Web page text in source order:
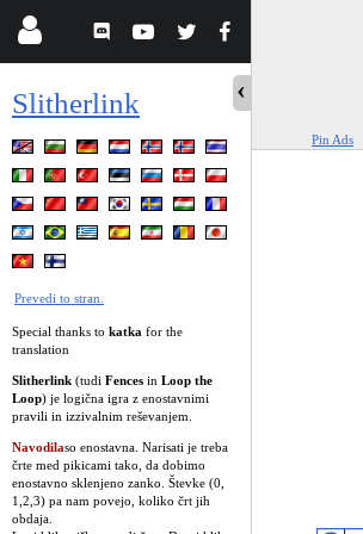
Slitherlink
Prevedi to stran.
Special thanks to katka for the
translation
Slitherlink (tudi Fences in Loop the
Loop) je logična igra z enostavnimi
pravili in izzivalnim reševanjem.
Navodilaso enostavna. Narisati je treba
črte med pikicami tako, da dobimo
enostavno sklenjeno zanko. Števke (0,
1,2,3) pa nam povejo, koliko črt jih
obdaja.
Pin Ads